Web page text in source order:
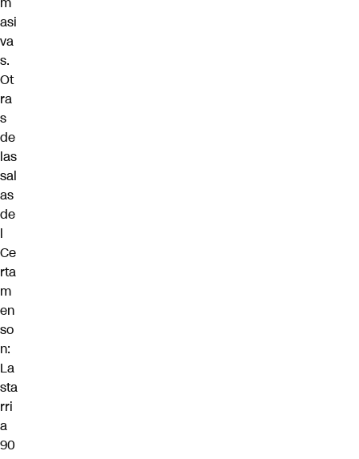
asi
va
s.
Ot
ra
s
de
las
sal
as
de
l
Ce
rta
m
en
so
n:
La
sta
rri
a
90